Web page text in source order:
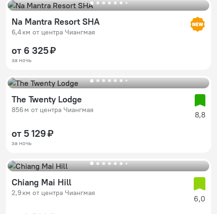
Na Mantra Resort SHA
6,4 км от центра Чиангмая
от 6 325 ₽
за ночь
The Twenty Lodge
856 м от центра Чиангмая 8,8
от 5 129 ₽
за ночь
Chiang Mai Hill
2,9 км от центра Чиангмая
6,0